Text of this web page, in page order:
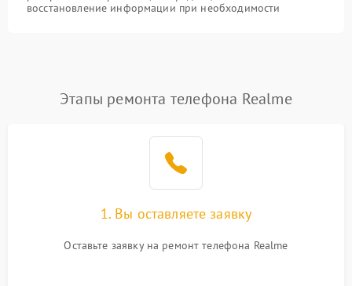
восстановление информации при необходимости
Этапы ремонта телефона Realme
1. Вы оставляете заявку
Оставьте заявку на ремонт телефона Realme